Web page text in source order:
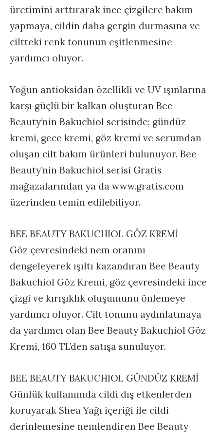
üretimini arttırarak ince çizgilere bakım
yapmaya, cildin daha gergin durmasına ve
ciltteki renk tonunun eşitlenmesine
yardımcı oluyor.
Yoğun antioksidan özellikli ve UV ışınlarına
karşı güçlü bir kalkan oluşturan Bee
Beauty’nin Bakuchiol serisinde; gündüz
kremi, gece kremi, göz kremi ve serumdan
oluşan cilt bakım ürünleri bulunuyor. Bee
Beauty’nin Bakuchiol serisi Gratis
mağazalarından ya da www.gratis.com
üzerinden temin edilebiliyor.
BEE BEAUTY BAKUCHIOL GÖZ KREMİ
Göz çevresindeki nem oranını
dengeleyerek ışıltı kazandıran Bee Beauty
Bakuchiol Göz Kremi, göz çevresindeki ince
çizgi ve kırışıklık oluşumunu önlemeye
yardımcı oluyor. Cilt tonunu aydınlatmaya
da yardımcı olan Bee Beauty Bakuchiol Göz
Kremi, 160 TL’den satışa sunuluyor.
BEE BEAUTY BAKUCHIOL GÜNDÜZ KREMİ
Günlük kullanımda cildi dış etkenlerden
koruyarak Shea Yağı içeriği ile cildi
derinlemesine nemlendiren Bee Beauty